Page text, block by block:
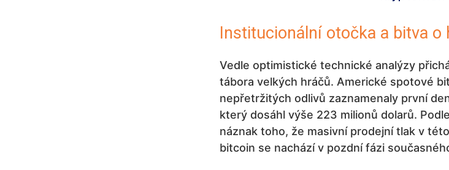
Institucionální otočka a bitva o
Vedle optimistické technické analýzy
tábora velkých hráčů. Americké spotové
nepřetržitých odlivů zaznamenaly první
který dosáhl výše 223 milionů dolarů.
náznak toho, že masivní prodejní tlak v
bitcoin se nachází v pozdní fázi